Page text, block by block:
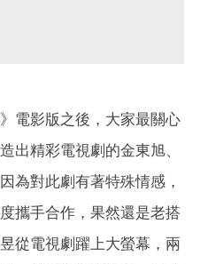
電影版之後，大家最關心
出精彩電視劇的金東旭、
為對此劇有著特殊情感，
攜手合作，果然還是老搭
從電視劇躍上大螢幕，兩